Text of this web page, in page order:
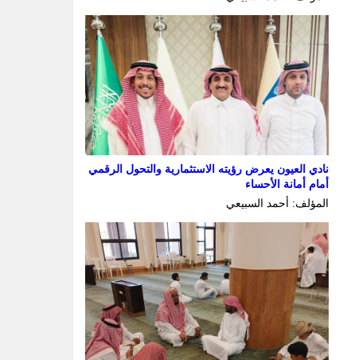
نادي العيون يعرض رؤيته الاستثمارية والتحول الرقمي
أمام أمانة الأحساء
المؤلف: أحمد السبيعي